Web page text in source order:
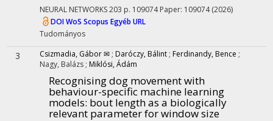
NEURAL NETWORKS203 p. 109074 Paper: 109074(2026)
DOIWoS Scopus Egyéb URL
Tudományos
3 Csizmadia, Gábor ✉ ; Daróczy, Bálint ; Ferdinandy, Bence ;
Nagy, Balázs ; Miklósi, Ádám
Recognising dog movement with
behaviour-specific machine learning
models: bout length as a biologically
relevant parameter for window size